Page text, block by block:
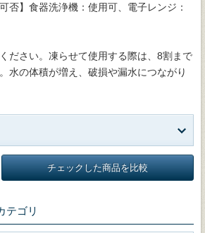
否】食器洗浄機：使用可、電子レンジ：
ださい。凍らせて使用する際は、8割まで
水の体積が増え、破損や漏水につながり
チェックした商品を比較
テゴリ